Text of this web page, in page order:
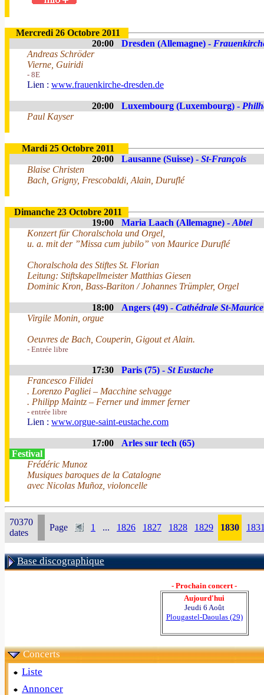
Mercredi 26 Octobre 2011
20:00
Dresden (Allemagne) -
Andreas Schröder
Vierne, Guiridi
- 8E
Lien : www.frauenkirche-dresden.de
20:00 Luxembourg (Luxembourg) -
Paul Kayser
Mardi 25 Octobre 2011
20:00
Lausanne (Suisse) - St-François
Blaise Christen
Bach, Grigny, Frescobaldi, Alain, Duruflé
Dimanche 23 Octobre 2011
19:00
Maria Laach (Allemagne) - Abtei
Konzert für Choralschola und Orgel,
u. a. mit der ”Missa cum jubilo” von Maurice Duruflé
Choralschola des Stiftes St. Florian
Leitung: Stiftskapellmeister Matthias Giesen
Dominic Kron, Bass-Bariton / Johannes Trümpler, Orgel
18:00 Angers (49) - Cathédrale St-Maurice
Virgile Monin, orgue
Oeuvres de Bach, Couperin, Gigout et Alain.
- Entrée libre
17:30 Paris (75) - St Eustache
Francesco Filidei
. Lorenzo Pagliei – Macchine selvagge
. Philipp Maintz – Ferner und immer ferner
- entrée libre
Lien : www.orgue-saint-eustache.com
17:00
Arles sur tech (65)
Festival
Frédéric Munoz
Musiques baroques de la Catalogne
avec Nicolas Muñoz, violoncelle
70370
dates
Page 1 ... 1826 1827 1828 1829 1830
Base discographique
- Prochain concert -
Aujourd'hui
Jeudi 6 Août
Plougastel-Daoulas (29)
Concerts
Liste
Annoncer